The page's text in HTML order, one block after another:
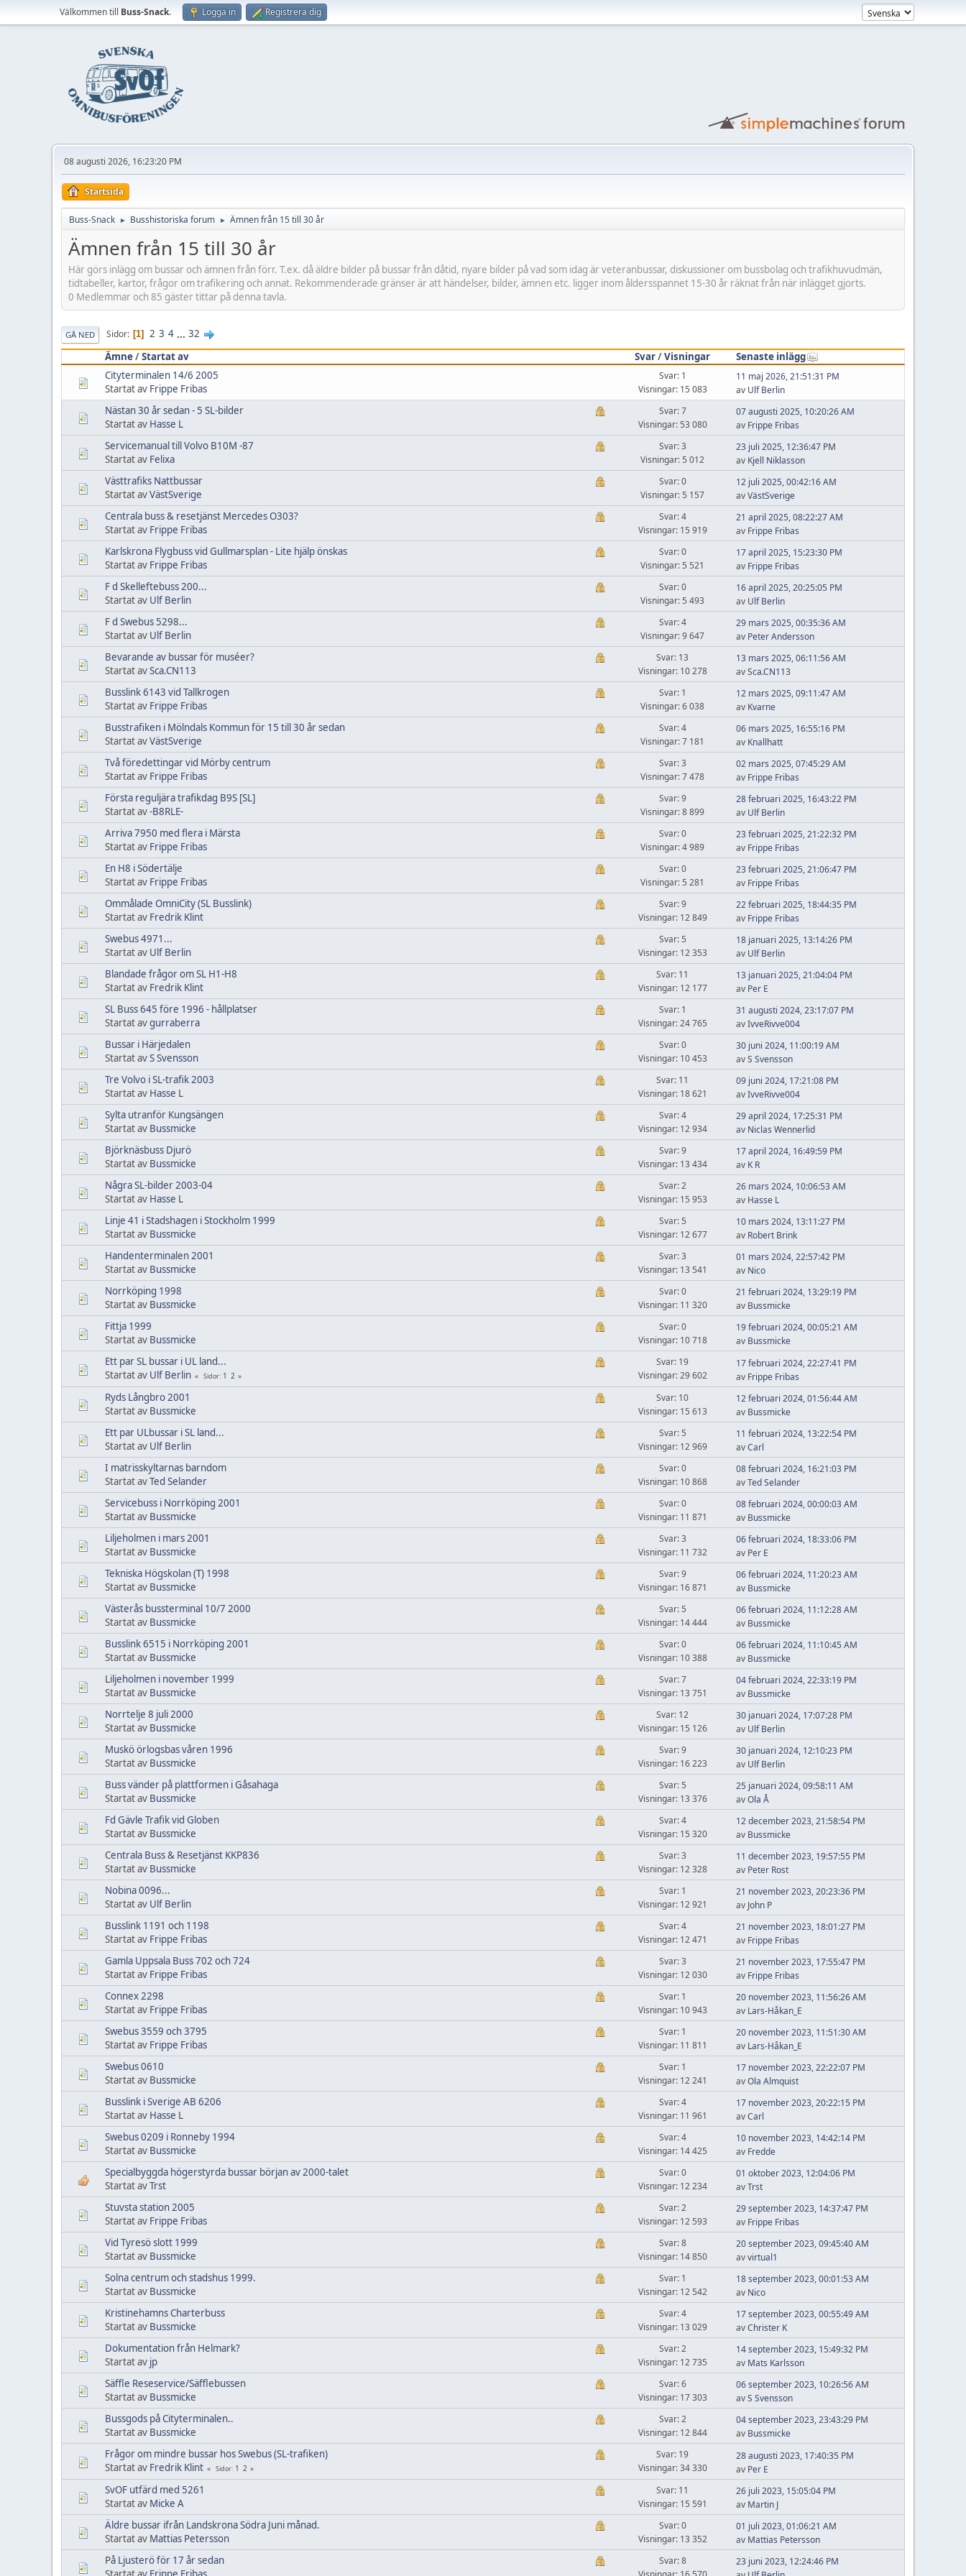
Välkommen till Buss-Snack. Logga in Registrera dig
08 augusti 2026, 16:23:20 PM
Startsida
Buss-Snack ► Busshistoriska forum ► Ämnen från 15 till 30 år
Ämnen från 15 till 30 år
Här görs inlägg om bussar och ämnen från förr. T.ex. då äldre bilder på bussar från dåtid, nyare bilder på vad som idag är veteranbussar, diskussioner om bussbolag och trafikhuvudmän,
tidtabeller, kartor, frågor om trafikering och annat. Rekommenderade gränser är att händelser, bilder, ämnen etc. ligger inom åldersspannet 15-30 år räknat från när inlägget gjorts.
0 Medlemmar och 85 gäster tittar på denna tavla.
GÅ NED Sidor 1 2 3 4 ... 32
Ämne/Startat av Svar/Visningar
Senaste inlägg
Cityterminalen 14/6 2005
Startat av Frippe Fribas
Svar: 1
Visningar: 15 083
11 maj 2026, 21:51:31 PM
av Ulf Berlin
Nästan 30 år sedan - 5 SL-bilder
Startat av Hasse L
Svar: 7
Visningar: 53 080
07 augusti 2025, 10:20:26 AM
av Frippe Fribas
Servicemanual till Volvo B10M -87
Startat av Felixa
Svar: 3
Visningar: 5 012
23 juli 2025, 12:36:47 PM
av Kjell Niklasson
Västtrafiks Nattbussar
Startat avVästSverige
Svar: 0
Visningar: 5 157
12 juli 2025, 00:42:16 AM
avVästSverige
Centrala buss & resetjänst Mercedes O303?
Startat av Frippe Fribas
Svar: 4
Visningar: 15 919
21 april 2025, 08:22:27 AM
av Frippe Fribas
Karlskrona Flygbuss vid Gullmarsplan - Lite hjälp önskas
Startat av Frippe Fribas
Svar: 0
Visningar: 5 521
17 april 2025, 15:23:30 PM
av Frippe Fribas
F d Skelleftebuss 200...
Startat av Ulf Berlin
Svar: 0
Visningar: 5 493
16 april 2025, 20:25:05 PM
av Ulf Berlin
F d Swebus 5298...
Startat av Ulf Berlin
Svar: 4
Visningar: 9 647
29 mars 2025, 00:35:36 AM
av Peter Andersson
Bevarande av bussar för muséer?
Startat avSca.CN113
Svar: 13
Visningar: 10 278
13 mars 2025, 06:11:56 AM
avSca.CN113
Busslink 6143 vid Tallkrogen
Startat av Frippe Fribas
Svar: 1
Visningar: 6 038
12 mars 2025, 09:11:47 AM
av Kvarne
Busstrafiken i Mölndals Kommun för 15 till 30 år sedan
Startat avVästSverige
Svar: 4
Visningar: 7 181
06 mars 2025, 16:55:16 PM
av Knallhatt
Två föredettingar vid Mörby centrum
Startat av Frippe Fribas
Svar: 3
Visningar: 7 478
02 mars 2025, 07:45:29 AM
av Frippe Fribas
Första reguljära trafikdag B9S [SL]
Startat av-B8RLE-
Svar: 9
Visningar: 8 899
28 februari 2025, 16:43:22 PM
av Ulf Berlin
Arriva 7950 med flera i Märsta
Startat av Frippe Fribas
Svar: 0
Visningar: 4 989
23 februari 2025, 21:22:32 PM
av Frippe Fribas
En H8 i Södertälje
Startat av Frippe Fribas
Svar: 0
Visningar: 5 281
23 februari 2025, 21:06:47 PM
av Frippe Fribas
Ommålade OmniCity (SL Busslink)
Startat av Fredrik Klint
Svar: 9
Visningar: 12 849
22 februari 2025, 18:44:35 PM
av Frippe Fribas
Swebus 4971...
Startat av Ulf Berlin
Svar: 5
Visningar: 12 353
18 januari 2025, 13:14:26 PM
av Ulf Berlin
Blandade frågor om SL H1-H8
Startat av Fredrik Klint
Svar: 11
Visningar: 12 177
13 januari 2025, 21:04:04 PM
av Per E
SL Buss 645 före 1996 - hållplatser
Startat avgurraberra
Svar: 1
Visningar: 24 765
31 augusti 2024, 23:17:07 PM
avIvveRivve004
Bussar i Härjedalen
Startat avS Svensson
Svar: 0
Visningar: 10 453
30 juni 2024, 11:00:19 AM
avS Svensson
Tre Volvo i SL-trafik 2003
Startat av Hasse L
Svar: 11
Visningar: 18 621
09 juni 2024, 17:21:08 PM
avIvveRivve004
Sylta utranför Kungsängen
Startat av Bussmicke
Svar: 4
Visningar: 12 934
29 april 2024, 17:25:31 PM
av Niclas Wennerlid
Björknäsbuss Djurö
Startat av Bussmicke
Svar: 9
Visningar: 13 434
17 april 2024, 16:49:59 PM
av K R
Några SL-bilder 2003-04
Startat av Hasse L
Svar: 2
Visningar: 15 953
26 mars 2024, 10:06:53 AM
av Hasse L
Linje 41 i Stadshagen i Stockholm 1999
Startat av Bussmicke
Svar: 5
Visningar: 12 677
10 mars 2024, 13:11:27 PM
av Robert Brink
Handenterminalen 2001
Startat av Bussmicke
Svar: 3
Visningar: 13 541
01 mars 2024, 22:57:42 PM
av Nico
Norrköping 1998
Startat av Bussmicke
Svar: 0
Visningar: 11 320
21 februari 2024, 13:29:19 PM
av Bussmicke
Fittja 1999
Startat av Bussmicke
Svar: 0
Visningar: 10 718
19 februari 2024, 00:05:21 AM
av Bussmicke
Ett par SL bussar i UL land...
Startat av Ulf Berlin Sidor 1 2
Svar: 19
Visningar: 29 602
17 februari 2024, 22:27:41 PM
av Frippe Fribas
Ryds Långbro 2001
Startat av Bussmicke
Svar: 10
Visningar: 15 613
12 februari 2024, 01:56:44 AM
av Bussmicke
Ett par ULbussar i SL land...
Startat av Ulf Berlin
Svar: 5
Visningar: 12 969
11 februari 2024, 13:22:54 PM
avCarl
I matrisskyltarnas barndom
Startat avTed Selander
Svar: 0
Visningar: 10 868
08 februari 2024, 16:21:03 PM
avTed Selander
Servicebuss i Norrköping 2001
Startat av Bussmicke
Svar: 0
Visningar: 11 871
08 februari 2024, 00:00:03 AM
av Bussmicke
Liljeholmen i mars 2001
Startat av Bussmicke
Svar: 3
Visningar: 11 732
06 februari 2024, 18:33:06 PM
av Per E
Tekniska Högskolan (T) 1998
Startat av Bussmicke
Svar: 9
Visningar: 16 871
06 februari 2024, 11:20:23 AM
av Bussmicke
Västerås bussterminal 10/7 2000
Startat av Bussmicke
Svar: 5
Visningar: 14 444
06 februari 2024, 11:12:28 AM
av Bussmicke
Busslink 6515 i Norrköping 2001
Startat av Bussmicke
Svar: 0
Visningar: 10 388
06 februari 2024, 11:10:45 AM
av Bussmicke
Liljeholmen i november 1999
Startat av Bussmicke
Svar: 7
Visningar: 13 751
04 februari 2024, 22:33:19 PM
av Bussmicke
Norrtelje 8 juli 2000
Startat av Bussmicke
Svar: 12
Visningar: 15 126
30 januari 2024, 17:07:28 PM
av Ulf Berlin
Muskö örlogsbas våren 1996
Startat av Bussmicke
Svar: 9
Visningar: 16 223
30 januari 2024, 12:10:23 PM
av Ulf Berlin
Buss vänder på plattformen i Gåsahaga
Startat av Bussmicke
Svar: 5
Visningar: 13 376
25 januari 2024, 09:58:11 AM
avOla Å
Fd Gävle Trafik vid Globen
Startat av Bussmicke
Svar: 4
Visningar: 15 320
12 december 2023, 21:58:54 PM
av Bussmicke
Centrala Buss & Resetjänst KKP836
Startat av Bussmicke
Svar: 3
Visningar: 12 328
11 december 2023, 19:57:55 PM
av Peter Rost
Nobina 0096...
Startat av Ulf Berlin
Svar: 1
Visningar: 12 921
21 november 2023, 20:23:36 PM
av John P
Busslink 1191 och 1198
Startat av Frippe Fribas
Svar: 4
Visningar: 12 471
21 november 2023, 18:01:27 PM
av Frippe Fribas
Gamla Uppsala Buss 702 och 724
Startat av Frippe Fribas
Svar: 3
Visningar: 12 030
21 november 2023, 17:55:47 PM
av Frippe Fribas
Connex 2298
Startat av Frippe Fribas
Svar: 1
Visningar: 10 943
20 november 2023, 11:56:26 AM
av Lars-Håkan_E
Swebus 3559 och 3795
Startat av Frippe Fribas
Svar: 1
Visningar: 11 811
20 november 2023, 11:51:30 AM
av Lars-Håkan_E
Swebus 0610
Startat av Bussmicke
Svar: 1
Visningar: 12 241
17 november 2023, 22:22:07 PM
avOla Almquist
Busslink i Sverige AB 6206
Startat av Hasse L
Svar: 4
Visningar: 11 961
17 november 2023, 20:22:15 PM
avCarl
Swebus 0209 i Ronneby 1994
Startat av Bussmicke
Svar: 4
Visningar: 14 425
10 november 2023, 14:42:14 PM
av Fredde
Specialbyggda högerstyrda bussar början av 2000-talet
Startat avTrst
Svar: 0
Visningar: 12 234
01 oktober 2023, 12:04:06 PM
avTrst
Stuvsta station 2005
Startat av Frippe Fribas
Svar: 2
Visningar: 12 593
29 september 2023, 14:37:47 PM
av Frippe Fribas
Vid Tyresö slott 1999
Startat av Bussmicke
Svar: 8
Visningar: 14 850
20 september 2023, 09:45:40 AM
avvirtual1
Solna centrum och stadshus 1999.
Startat av Bussmicke
Svar: 1
Visningar: 12 542
18 september 2023, 00:01:53 AM
av Nico
Kristinehamns Charterbuss
Startat av Bussmicke
Svar: 4
Visningar: 13 029
17 september 2023, 00:55:49 AM
avChrister K
Dokumentation från Helmark?
Startat av jp
Svar: 2
Visningar: 12 735
14 september 2023, 15:49:32 PM
av Mats Karlsson
Säffle Reseservice/Säfflebussen
Startat av Bussmicke
Svar: 6
Visningar: 17 303
06 september 2023, 10:26:56 AM
avS Svensson
Bussgods på Cityterminalen..
Startat av Bussmicke
Svar: 2
Visningar: 12 844
04 september 2023, 23:43:29 PM
av Bussmicke
Frågor om mindre bussar hos Swebus (SL-trafiken)
Startat av Fredrik Klint Sidor 1 2
Svar: 19
Visningar: 34 330
28 augusti 2023, 17:40:35 PM
av Per E
SvOF utfärd med 5261
Startat av Micke A
Svar: 11
Visningar: 15 591
26 juli 2023, 15:05:04 PM
av Martin J
Äldre bussar ifrån Landskrona Södra Juni månad.
Startat av Mattias Petersson
Svar: 0
Visningar: 13 352
01 juli 2023, 01:06:21 AM
av Mattias Petersson
På Ljusterö för 17 år sedan
Svar: 8
23 juni 2023, 12:24:46 PM